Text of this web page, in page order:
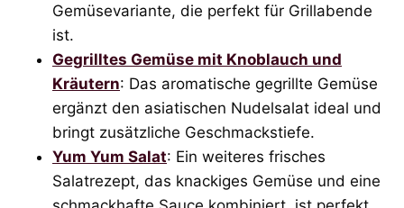
Gemüsevariante, die perfekt für Grillabende
ist.
Gegrilltes Gemüse mit Knoblauch und
Kräutern: Das aromatische gegrillte Gemüse
ergänzt den asiatischen Nudelsalat ideal und
bringt zusätzliche Geschmackstiefe.
Yum Yum Salat: Ein weiteres frisches
Salatrezept, das knackiges Gemüse und eine